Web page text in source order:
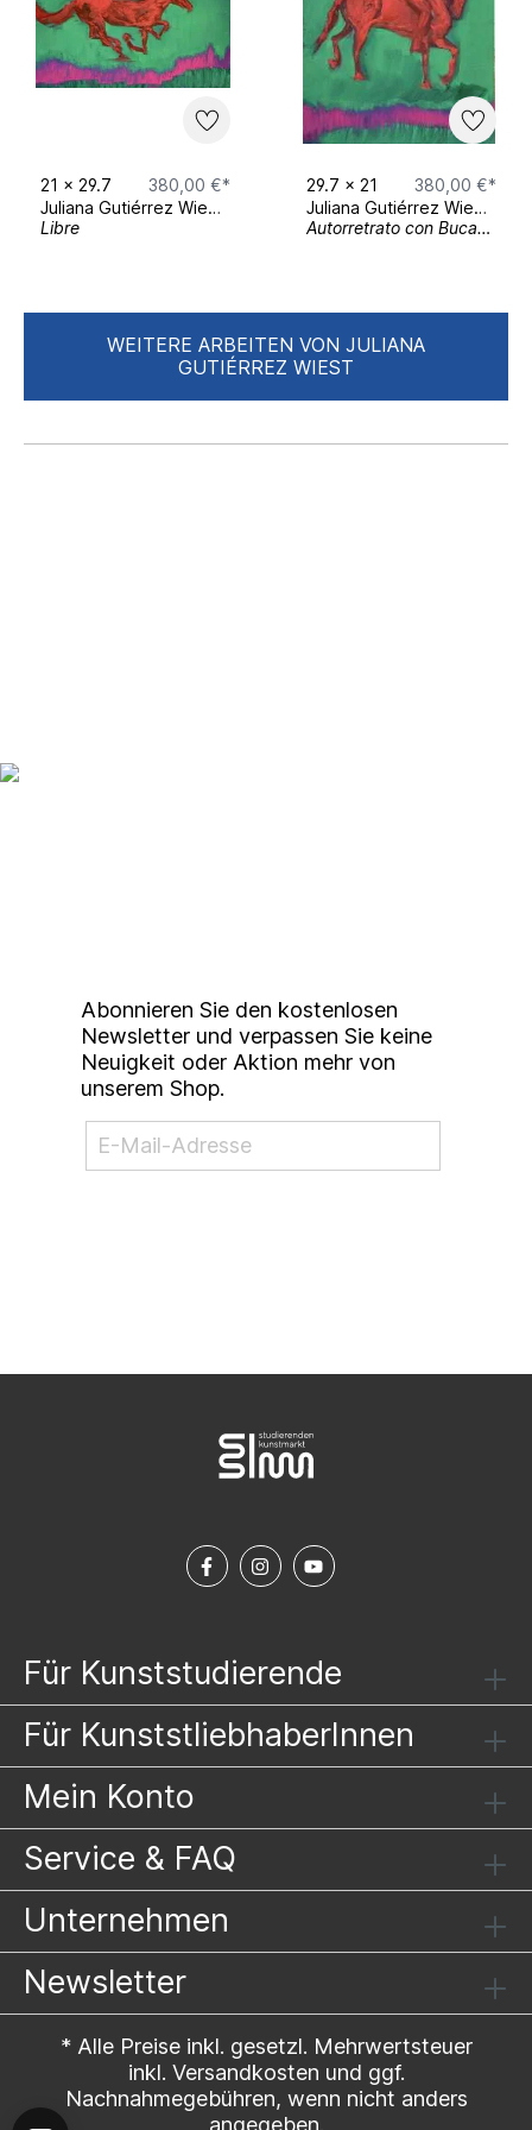
in small packages“ - Dezember 2020 -
März 2021 Gallery Lau, Munich
21 x 29.7
380,00 €*
Juliana Gutiérrez Wiest
Libre
29.7 x 21
380,00 €*
Juliana Gutiérrez Wiest
Autorretrato con Bucanero
WEITERE ARBEITEN VON JULIANA
GUTIÉRREZ WIEST
Abonnieren Sie den kostenlosen
Newsletter und verpassen Sie keine
Neuigkeit oder Aktion mehr von
unserem Shop.
Für Kunststudierende
Für KunststliebhaberInnen
Mein Konto
Service & FAQ
Unternehmen
Newsletter
* Alle Preise inkl. gesetzl. Mehrwertsteuer
inkl. Versandkosten und ggf.
Nachnahmegebühren, wenn nicht anders
angegeben.